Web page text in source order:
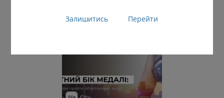
той, який почали шукати
надто пізно
Залишитись Перейти